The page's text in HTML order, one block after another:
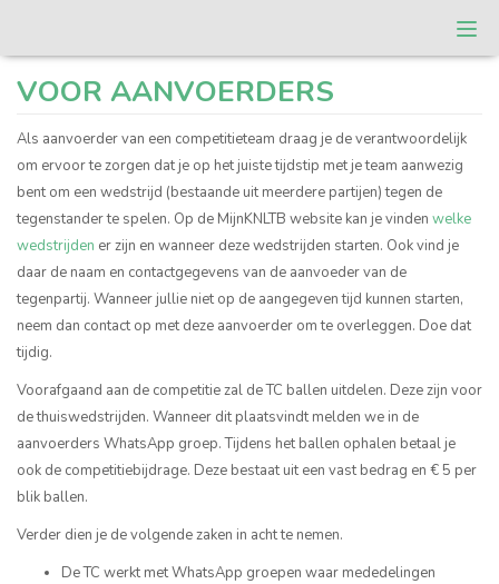
T.C. Roomburg
VOOR AANVOERDERS
Als aanvoerder van een competitieteam draag je de verantwoordelijk
om ervoor te zorgen dat je op het juiste tijdstip met je team aanwezig
bent om een wedstrijd (bestaande uit meerdere partijen) tegen de
tegenstander te spelen. Op de MijnKNLTB website kan je vinden welke
wedstrijden er zijn en wanneer deze wedstrijden starten. Ook vind je
daar de naam en contactgegevens van de aanvoeder van de
tegenpartij. Wanneer jullie niet op de aangegeven tijd kunnen starten,
neem dan contact op met deze aanvoerder om te overleggen. Doe dat
tijdig.
Voorafgaand aan de competitie zal de TC ballen uitdelen. Deze zijn voor
de thuiswedstrijden. Wanneer dit plaatsvindt melden we in de
aanvoerders WhatsApp groep. Tijdens het ballen ophalen betaal je
ook de competitiebijdrage. Deze bestaat uit een vast bedrag en € 5 per
blik ballen.
Verder dien je de volgende zaken in acht te nemen.
De TC werkt met WhatsApp groepen waar mededelingen